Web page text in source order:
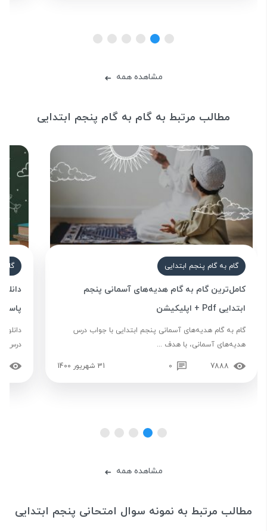
مشاهده همه ➜
مطالب مرتبط به گام به گام پنجم ابتدایی
گام به گام پنجم ابتدایی
کامل‌ترین گام به گام هدیه‌های آسمانی پنجم
ابتدایی Pdf + اپلیکیشن
گام به گام هدیه‌های آسمانی پنجم ابتدایی با جواب درس
هدیه‌های آسمانی، با هدف ...
7888
0 31 شهریور 1400
گام
مشاهده همه ➜
مطالب مرتبط به نمونه سوال امتحانی پنجم ابتدایی